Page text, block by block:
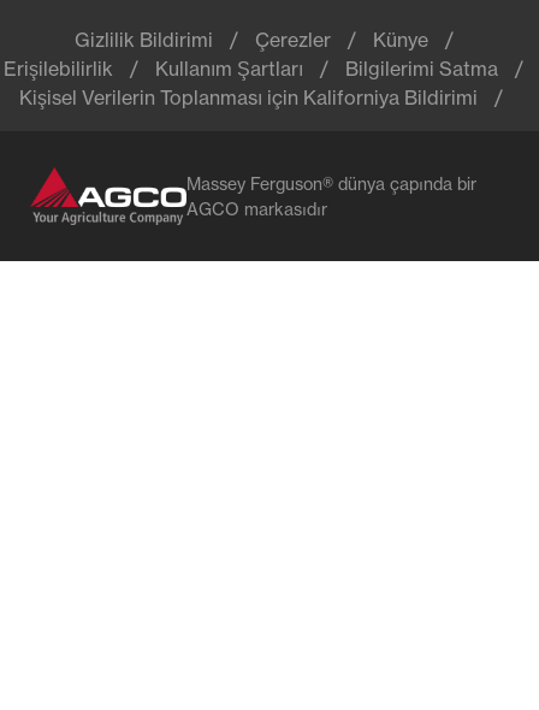
Gizlilik Bildirimi Çerezler
Künye
Erişilebilirlik
Kullanım Şartları
Bilgilerimi Satma
Kişisel Verilerin Toplanması için Kaliforniya Bildirimi
Massey Ferguson® dünya çapında bir
AGCO markasıdır